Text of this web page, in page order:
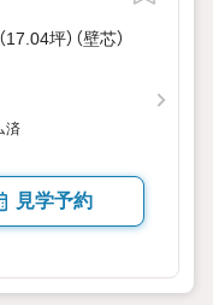
坪）（壁芯）
済
見学予約